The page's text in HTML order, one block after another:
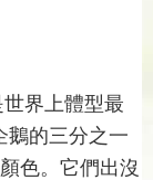
界上體型最
鵝的三分之一
色。它們出沒